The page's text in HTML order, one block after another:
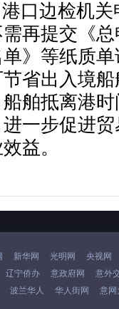
口边检机
再提交《
》等纸质
省出入境
舶抵离港
一步促进
益。
新华网 光明网
央视网
辽宁侨办 意政府网
意外
波兰华人 华人街网 意网